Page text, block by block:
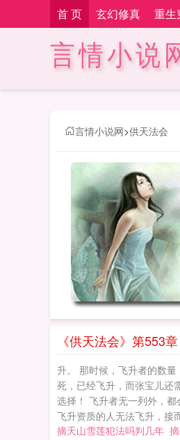
首 页 玄幻修真 重生
言情小说
言情小说网>供天法会
《供天法会》第553
升。 那时候，飞升者的数
死，已经飞升，而张宝儿还
选择！ 飞升者无一列外，
飞升资质的人无法飞升，接
摘天山雪莲犯法吗判几年